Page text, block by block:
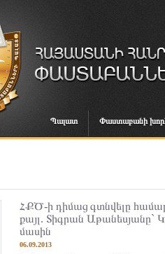
Պալատ Փաստաբանի
ՀՔԾ-ի դիմաց գտնվելը
քայլ. Տիգրան Աթանեսյանը`
մասին
06.09.2013